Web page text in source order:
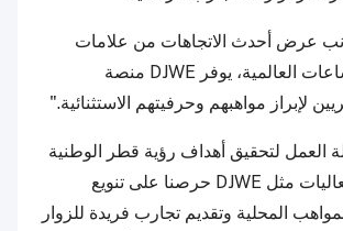
عرض أحدث الاتجاهات من علامات
المجوهرات والساعات العالمية، يوفر DJWE منصة
لإبراز مواهبهم وحرفيتهم الاستثنائية."
العمل لتحقيق أهداف رؤية قطر الوطنية
2030، تعكس فعاليات مثل DJWE حرصنا على تنويع
المحلية وتقديم تجارب فريدة للزوار